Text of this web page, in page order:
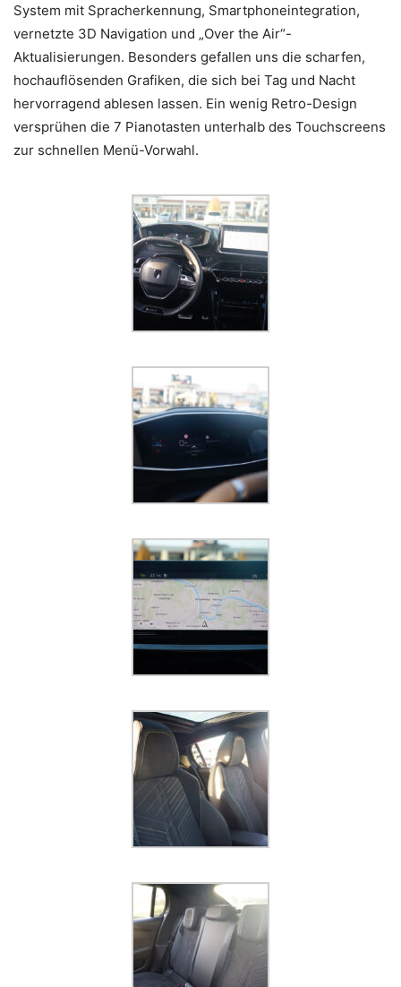
System mit Spracherkennung, Smartphoneintegration,
vernetzte 3D Navigation und „Over the Air“-
Aktualisierungen. Besonders gefallen uns die scharfen,
hochauflösenden Grafiken, die sich bei Tag und Nacht
hervorragend ablesen lassen. Ein wenig Retro-Design
versprühen die 7 Pianotasten unterhalb des Touchscreens
zur schnellen Menü-Vorwahl.